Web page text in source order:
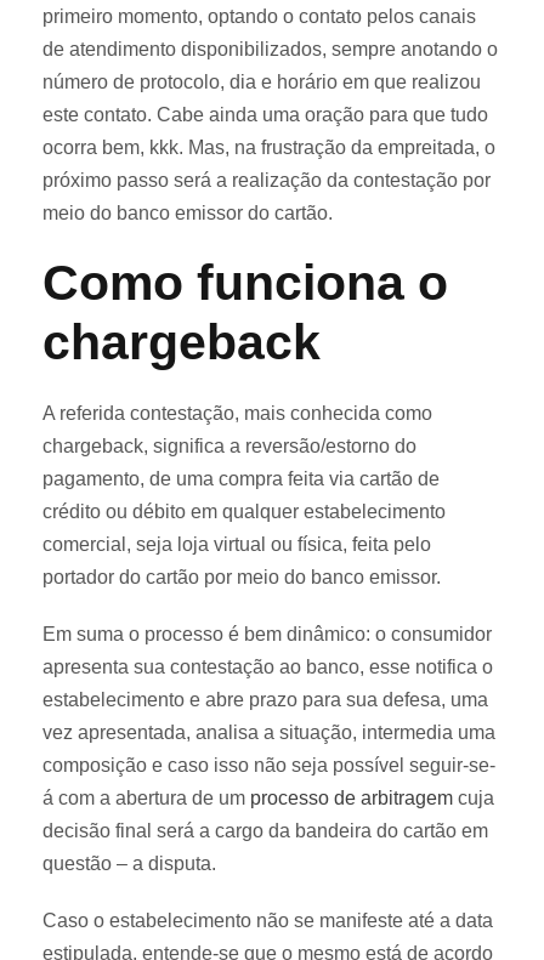
primeiro momento, optando o contato pelos canais
de atendimento disponibilizados, sempre anotando o
número de protocolo, dia e horário em que realizou
este contato. Cabe ainda uma oração para que tudo
ocorra bem, kkk. Mas, na frustração da empreitada, o
próximo passo será a realização da contestação por
meio do banco emissor do cartão.
Como funciona o
chargeback
A referida contestação, mais conhecida como
chargeback, significa a reversão/estorno do
pagamento, de uma compra feita via cartão de
crédito ou débito em qualquer estabelecimento
comercial, seja loja virtual ou física, feita pelo
portador do cartão por meio do banco emissor.
Em suma o processo é bem dinâmico: o consumidor
apresenta sua contestação ao banco, esse notifica o
estabelecimento e abre prazo para sua defesa, uma
vez apresentada, analisa a situação, intermedia uma
composição e caso isso não seja possível seguir-se-
á com a abertura de um processo de arbitragem cuja
decisão final será a cargo da bandeira do cartão em
questão – a disputa.
Caso o estabelecimento não se manifeste até a data
estipulada, entende-se que o mesmo está de acordo